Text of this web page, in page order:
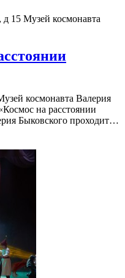
д 15 Музей космонавта
космонавта Валерия
на расстоянии
Быковского проходит…